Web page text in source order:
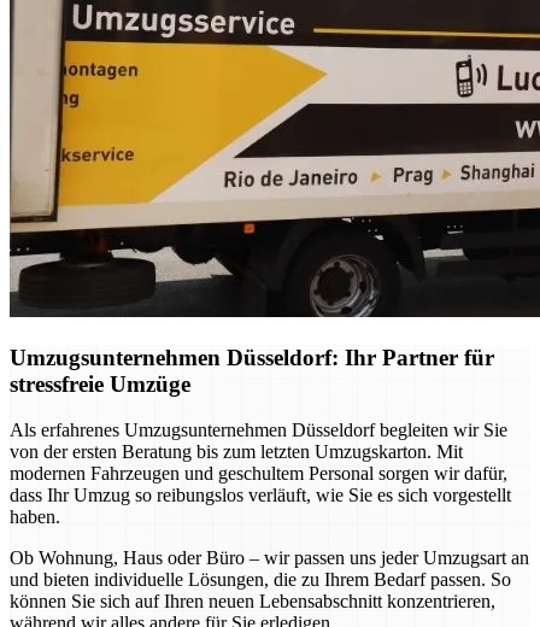
Umzugsunternehmen Düsseldorf: Ihr Partner für
stressfreie Umzüge
Als erfahrenes Umzugsunternehmen Düsseldorf begleiten wir Sie
von der ersten Beratung bis zum letzten Umzugskarton. Mit
modernen Fahrzeugen und geschultem Personal sorgen wir dafür,
dass Ihr Umzug so reibungslos verläuft, wie Sie es sich vorgestellt
haben.
Ob Wohnung, Haus oder Büro – wir passen uns jeder Umzugsart an
und bieten individuelle Lösungen, die zu Ihrem Bedarf passen. So
können Sie sich auf Ihren neuen Lebensabschnitt konzentrieren,